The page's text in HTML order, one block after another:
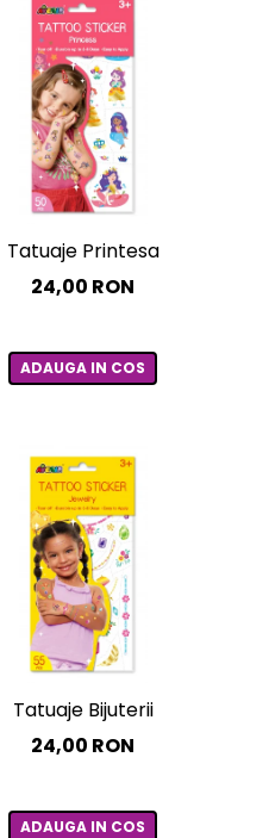
Tatuaje Printesa
24,00 RON
ADAUGA IN COS
Tatuaje Bijuterii
24,00 RON
ADAUGA IN COS